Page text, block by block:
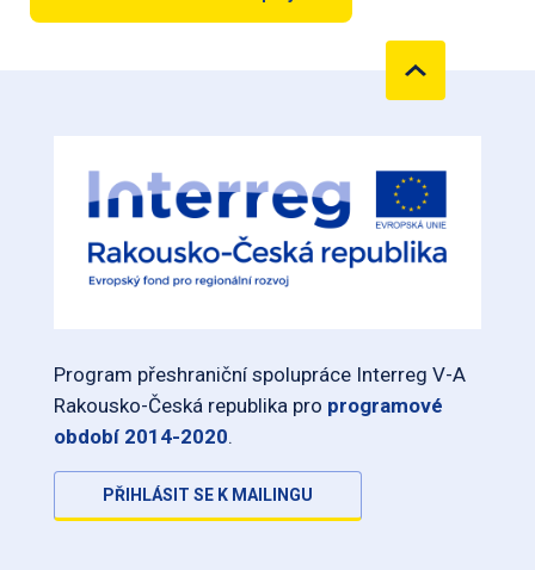
Program přeshraniční spolupráce Interreg V-A
Rakousko-Česká republika pro programové
období 2014-2020.
PŘIHLÁSIT SE K MAILINGU